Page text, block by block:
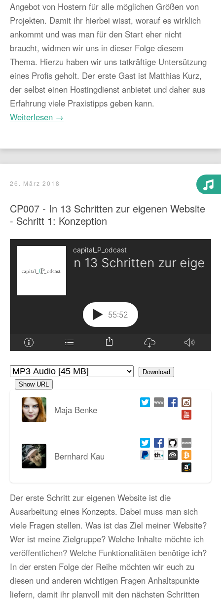
Angebot von Hostern für alle möglichen Größen von
Projekten. Damit ihr hierbei wisst, worauf es wirklich
ankommt und was man für den Start eher nicht
braucht, widmen wir uns in dieser Folge diesem
Thema. Hierzu haben wir uns tatkräftige Untersützung
eines Profis geholt. Der erste Gast ist Matthias Kurz,
der selbst einen Hostingdienst anbietet und daher aus
Erfahrung viele Praxistipps geben kann.
Weiterlesen →
26. März 2018
CP007 - In 13 Schritten zur eigenen Website
- Schritt 1: Konzeption
Download
Show URL
Maja Benke
Bernhard Kau
Der erste Schritt zur eigenen Website ist die
Ausarbeitung eines Konzepts. Dabei muss man sich
viele Fragen stellen. Was ist das Ziel meiner Website?
Wer ist meine Zielgruppe? Welche Inhalte möchte ich
veröffentlichen? Welche Funktionalitäten benötige ich?
In der ersten Folge der Reihe möchten wir euch zu
diesen und anderen wichtigen Fragen Anhaltspunkte
liefern, damit ihr planvoll mit den nächsten Schritten